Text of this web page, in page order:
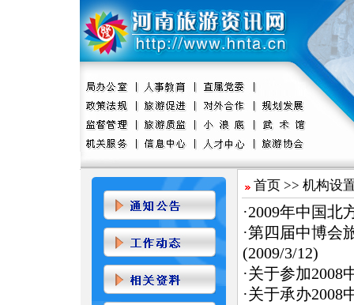
首页 >> 机构设
·2009年中国北
·第四届中博会
(2009/3/12)
·关于参加2008
·关于承办2008